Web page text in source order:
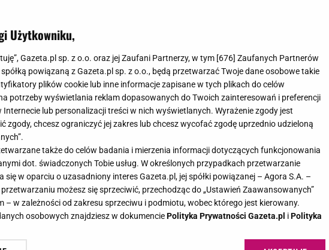
Lubomirskiego-
Użytkowniku,
Gazeta.pl sp. z o.o. oraz jej Zaufani Partnerzy, w tym [676] Zaufanych Partnerów
powiązaną z Gazeta.pl sp. z o.o., będą przetwarzać Twoje dane osobowe takie
plików cookie lub inne informacje zapisane w tych plikach do celów
potrzeby wyświetlania reklam dopasowanych do Twoich zainteresowań i preferencji
lub personalizacji treści w nich wyświetlanych. Wyrażenie zgody jest
zgody, chcesz ograniczyć jej zakres lub chcesz wycofać zgodę uprzednio udzieloną
także do celów badania i mierzenia informacji dotyczących funkcjonowania
dot. świadczonych Tobie usług. W określonych przypadkach przetwarzanie
w oparciu o uzasadniony interes Gazeta.pl, jej spółki powiązanej – Agora S.A. –
możesz się sprzeciwić, przechodząc do „Ustawień Zaawansowanych”
– w zależności od zakresu sprzeciwu i podmiotu, wobec którego jest kierowany.
osobowych znajdziesz w dokumenciePolityka Prywatności Gazeta.pl iPolityka